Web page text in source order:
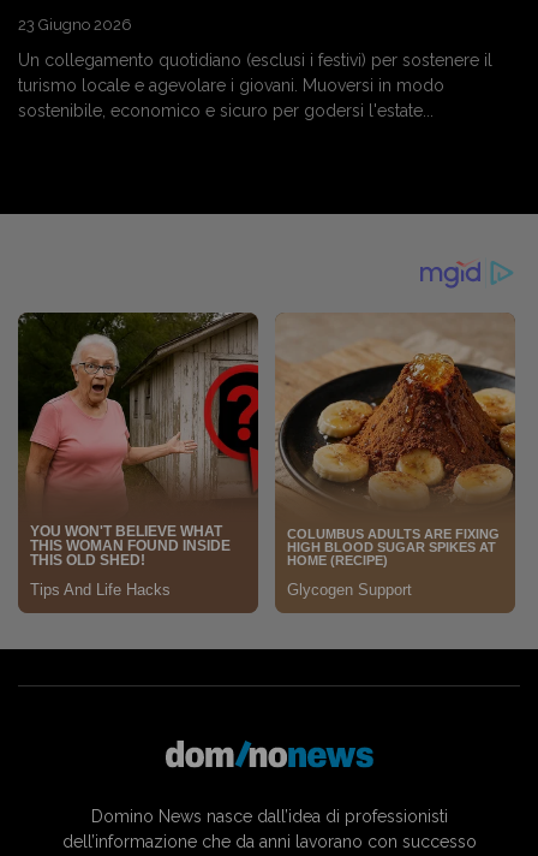
23 Giugno 2026
Un collegamento quotidiano (esclusi i festivi) per sostenere il
turismo locale e agevolare i giovani. Muoversi in modo
sostenibile, economico e sicuro per godersi l'estate...
Domino News nasce dall’idea di professionisti
dell’informazione che da anni lavorano con successo